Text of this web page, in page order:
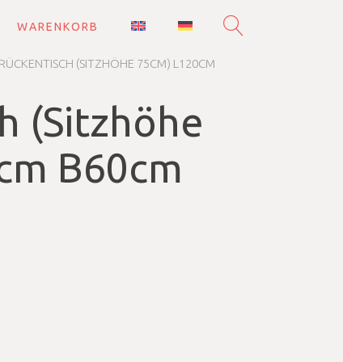
WARENKORB
(SITZHÖHE 75CM) L120CM
(Sitzhöhe
B60cm